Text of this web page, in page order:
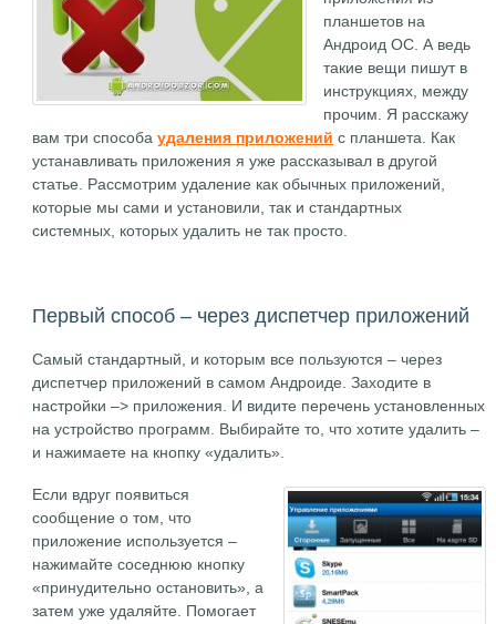
планшетов на
Андроид ОС. А ведь
такие вещи пишут в
инструкциях, между
прочим. Я расскажу
вам три способаудаления приложений с планшета. Как
устанавливать приложения я уже рассказывал в другой
статье. Рассмотрим удаление как обычных приложений,
которые мы сами и установили, так и стандартных
системных, которых удалить не так просто.
Первый способ – через диспетчер приложений
Самый стандартный, и которым все пользуются – через
диспетчер приложений в самом Андроиде. Заходите в
настройки –> приложения. И видите перечень установленных
на устройство программ. Выбирайте то, что хотите удалить –
и нажимаете на кнопку «удалить».
Если вдруг появиться
сообщение о том, что
приложение используется –
нажимайте соседнюю кнопку
«принудительно остановить», а
затем уже удаляйте. Помогает